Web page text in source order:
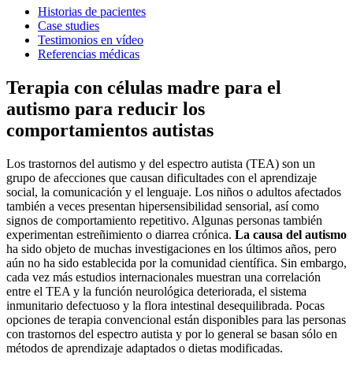
Historias de pacientes
Case studies
Testimonios en vídeo
Referencias médicas
Terapia con células madre para el
autismo para reducir los
comportamientos autistas
Los trastornos del autismo y del espectro autista (TEA) son un
grupo de afecciones que causan dificultades con el aprendizaje
social, la comunicación y el lenguaje. Los niños o adultos afectados
también a veces presentan hipersensibilidad sensorial, así como
signos de comportamiento repetitivo. Algunas personas también
experimentan estreñimiento o diarrea crónica. La causa del autismo
ha sido objeto de muchas investigaciones en los últimos años, pero
aún no ha sido establecida por la comunidad científica. Sin embargo,
cada vez más estudios internacionales muestran una correlación
entre el TEA y la función neurológica deteriorada, el sistema
inmunitario defectuoso y la flora intestinal desequilibrada. Pocas
opciones de terapia convencional están disponibles para las personas
con trastornos del espectro autista y por lo general se basan sólo en
métodos de aprendizaje adaptados o dietas modificadas.